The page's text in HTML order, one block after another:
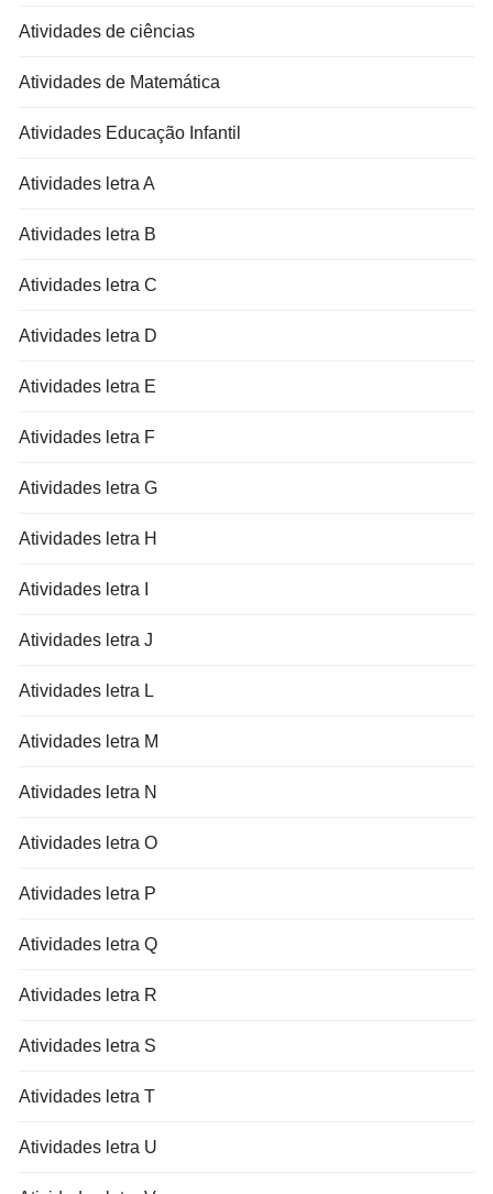
Atividades de ciências
Atividades de Matemática
Atividades Educação Infantil
Atividades letra A
Atividades letra B
Atividades letra C
Atividades letra D
Atividades letra E
Atividades letra F
Atividades letra G
Atividades letra H
Atividades letra I
Atividades letra J
Atividades letra L
Atividades letra M
Atividades letra N
Atividades letra O
Atividades letra P
Atividades letra Q
Atividades letra R
Atividades letra S
Atividades letra T
Atividades letra U